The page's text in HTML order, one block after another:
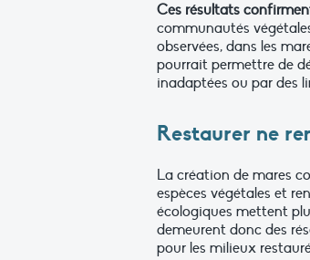
Ces résultats
communautés
observées, dans les
pourrait permettre de
inadaptées ou par des
Restaurer ne
La création de mares
espèces végétales et
écologiques mettent
demeurent donc des
pour les milieux